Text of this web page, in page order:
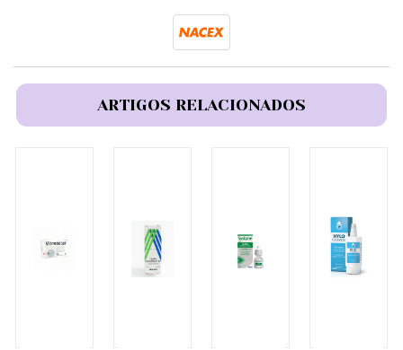
ARTIGOS RELACIONADOS